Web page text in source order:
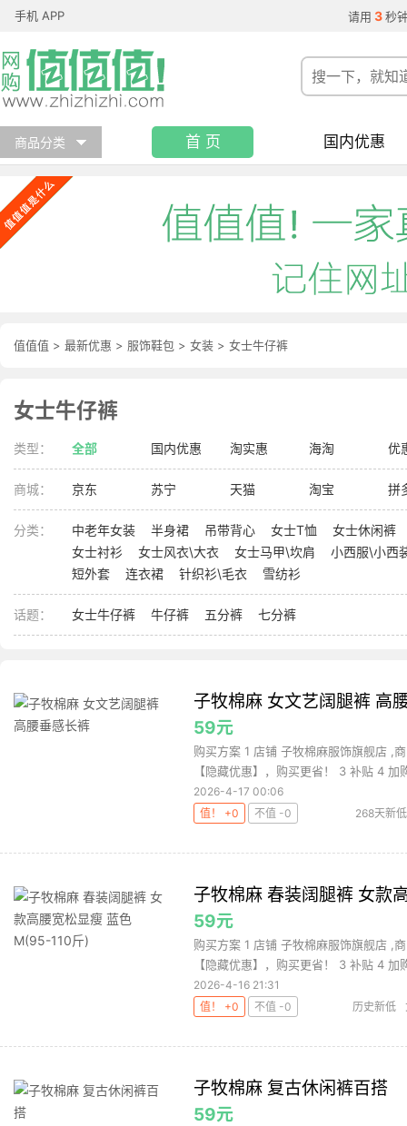
手机 APP 请用 3 秒
商品分类 首 页 国内优惠
值值值 > 最新优惠 > 服饰鞋包 > 女装 > 女士牛仔裤
女士牛仔裤
类型： 全部 国内优惠 淘实惠 海淘 优
商城： 京东 苏宁 天猫 淘宝 拼
分类： 中老年女装 半身裙 吊带背心 女士T恤
女士休闲裤
女士衬衫
女士风衣\大衣 女士马甲\坎肩
小西服\小西
短外套
连衣裙 针织衫\毛衣 雪纺衫
话题： 女士牛仔裤 牛仔裤 五分裤 七分裤
子牧棉麻 女文艺阔腿裤 高
59元
购买方案 1 店铺 子牧棉麻服饰旗舰店 ,
【隐藏优惠】，购买更省！ 3 补贴 4 加
2026-4-17 00:06
值！ +0
不值 -0 268天新低
子牧棉麻 春装阔腿裤 女款
59元
购买方案 1 店铺 子牧棉麻服饰旗舰店 ,
【隐藏优惠】，购买更省！ 3 补贴 4 加
2026-4-16 21:31
值！ +0
不值 -0 历史新低
子牧棉麻 复古休闲裤百搭
59元